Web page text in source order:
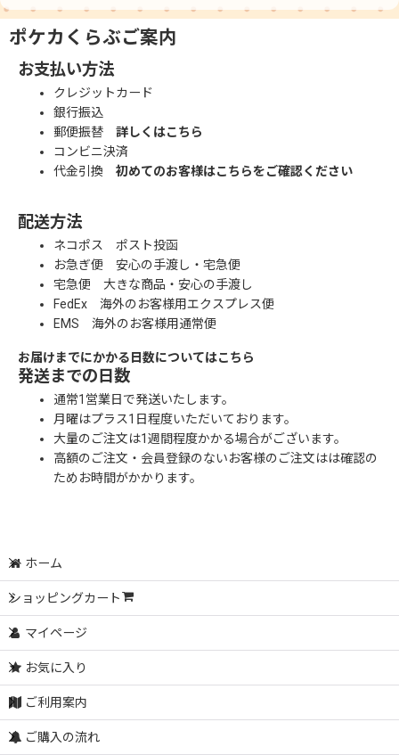
ポケカくらぶご案内
お支払い方法
クレジットカード
銀行振込
郵便振替 詳しくはこちら
コンビニ決済
代金引換 初めてのお客様はこちらをご確認ください
配送方法
ネコポス ポスト投函
お急ぎ便 安心の手渡し・宅急便
宅急便 大きな商品・安心の手渡し
FedEx 海外のお客様用エクスプレス便
EMS 海外のお客様用通常便
お届けまでにかかる日数についてはこちら
発送までの日数
通常1営業日で発送いたします。
月曜はプラス1日程度いただいております。
大量のご注文は1週間程度かかる場合がございます。
高額のご注文・会員登録のないお客様のご注文はは確認の
ためお時間がかかります。
ホーム
ショッピングカート
マイページ
お気に入り
ご利用案内
ご購入の流れ